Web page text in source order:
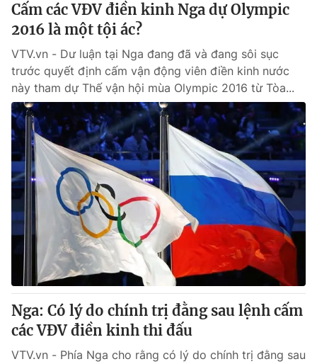
Cấm các VĐV điền kinh Nga dự Olympic
2016 là một tội ác?
VTV.vn - Dư luận tại Nga đang đã và đang sôi sục
trước quyết định cấm vận động viên điền kinh nước
này tham dự Thế vận hội mùa Olympic 2016 từ Tòa...
Nga: Có lý do chính trị đằng sau lệnh cấm
các VĐV điền kinh thi đấu
VTV.vn - Phía Nga cho rằng có lý do chính trị đằng sau